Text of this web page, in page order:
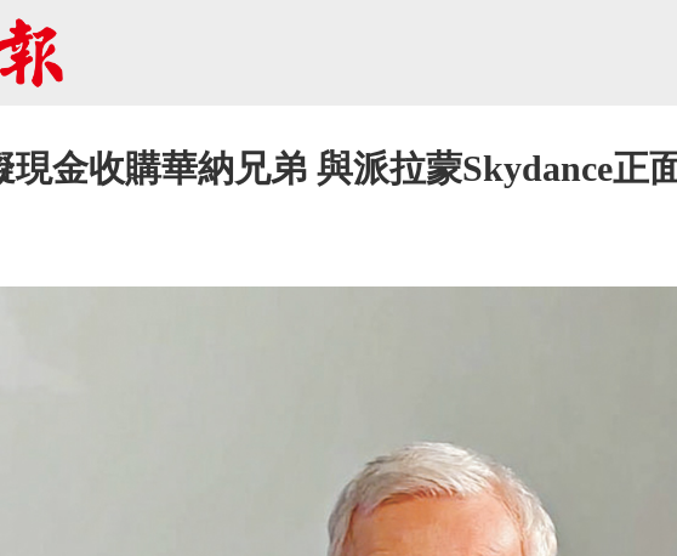
現金收購華納兄弟 與派拉蒙Skydance正